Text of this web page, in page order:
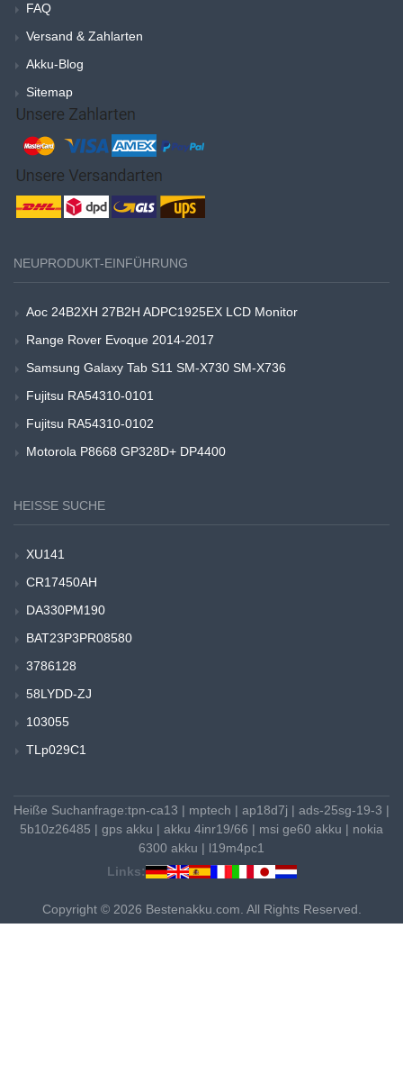
FAQ
Versand & Zahlarten
Akku-Blog
Sitemap
NEUPRODUKT-EINFÜHRUNG
Aoc 24B2XH 27B2H ADPC1925EX LCD Monitor
Range Rover Evoque 2014-2017
Samsung Galaxy Tab S11 SM-X730 SM-X736
Fujitsu RA54310-0101
Fujitsu RA54310-0102
Motorola P8668 GP328D+ DP4400
HEISSE SUCHE
XU141
CR17450AH
DA330PM190
BAT23P3PR08580
3786128
58LYDD-ZJ
103055
TLp029C1
Heiße Suchanfrage:tpn-ca13 | mptech | ap18d7j | ads-25sg-19-3 |
5b10z26485 | gps akku | akku 4inr19/66 | msi ge60 akku | nokia
6300 akku | l19m4pc1
Links:
Copyright © 2026 Bestenakku.com. All Rights Reserved.